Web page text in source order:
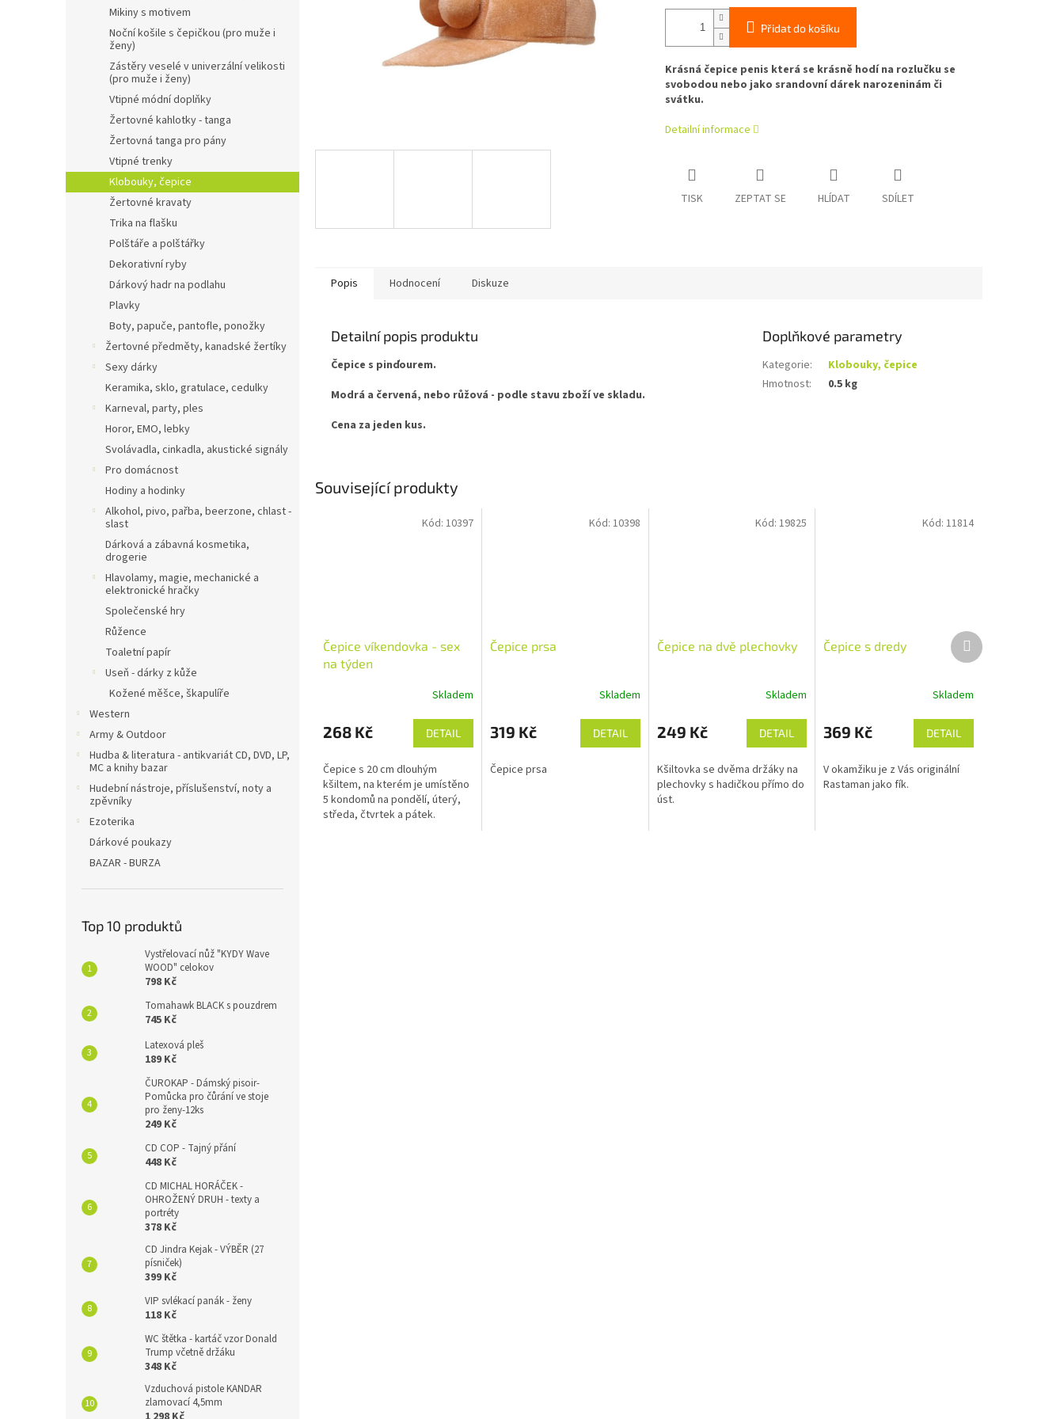
Mikiny s motivem
Noční košile s čepičkou (pro muže i
ženy)
Zástěry veselé v univerzální velikosti
(pro muže i ženy)
Vtipné módní doplňky
Žertovné kahlotky - tanga
Žertovná tanga pro pány
Vtipné trenky
Klobouky, čepice
Žertovné kravaty
Trika na flašku
Polštáře a polštářky
Dekorativní ryby
Dárkový hadr na podlahu
Plavky
Boty, papuče, pantofle, ponožky
Žertovné předměty, kanadské žertíky
Sexy dárky
Keramika, sklo, gratulace, cedulky
Karneval, party, ples
Horor, EMO, lebky
Svolávadla, cinkadla, akustické signály
Pro domácnost
Hodiny a hodinky
Alkohol, pivo, pařba, beerzone, chlast -
slast
Dárková a zábavná kosmetika,
drogerie
Hlavolamy, magie, mechanické a
elektronické hračky
Společenské hry
Růžence
Toaletní papír
Useň - dárky z kůže
Kožené měšce, škapulíře
Western
Army & Outdoor
Hudba & literatura - antikvariát CD, DVD, LP,
MC a knihy bazar
Hudební nástroje, příslušenství, noty a
zpěvníky
Ezoterika
Dárkové poukazy
BAZAR - BURZA
Top 10 produktů
Vystřelovací nůž "KYDY Wave
WOOD" celokov
798 Kč
Tomahawk BLACK s pouzdrem
745 Kč
Latexová pleš
189 Kč
ČUROKAP - Dámský pisoir-
Pomůcka pro čůrání ve stoje
pro ženy-12ks
249 Kč
CD COP - Tajný přání
448 Kč
CD MICHAL HORÁČEK -
OHROŽENÝ DRUH - texty a
portréty
378 Kč
CD Jindra Kejak - VÝBĚR (27
písniček)
399 Kč
VIP svlékací panák - ženy
118 Kč
WC štětka - kartáč vzor Donald
Trump včetně držáku
348 Kč
Vzduchová pistole KANDAR
zlamovací 4,5mm
Přidat do košíku
Krásná čepice penis která se krásně hodí na rozlučku se
svobodou nebo jako srandovní dárek narozeninám či
svátku.
Detailní informace
TISK ZEPTAT SE HLÍDAT SDÍLET
Popis Hodnocení Diskuze
Detailní popis produktu
Čepice s pinďourem.
Modrá a červená, nebo růžová - podle stavu zboží ve skladu.
Cena za jeden kus.
Doplňkové parametry
Kategorie:
Klobouky, čepice
Hmotnost: 0.5 kg
Související produkty
Čepice víkendovka - sex
na týden
produktu
je
z
5
hvězdiček.
Skladem
268 Kč DETAIL
Čepice s 20 cm dlouhým
kšiltem, na kterém je umístěno
5 kondomů na pondělí, úterý,
středa, čtvrtek a pátek.
Kód: 10397
Čepice prsa
Skladem
319 Kč DETAIL
Čepice prsa
Kód: 10398
Čepice na dvě plechovky
Skladem
249 Kč DETAIL
Kšiltovka se dvěma držáky na
plechovky s hadičkou přímo do
úst.
Kód:19825
Čepice s dredy
Skladem
369 Kč DETAIL
V okamžiku je z Vás originální
Rastaman jako fík.
Kód: 11814
Další
produkt